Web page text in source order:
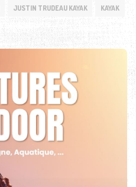
JUSTIN TRUDEAU KAYAK KAYAK